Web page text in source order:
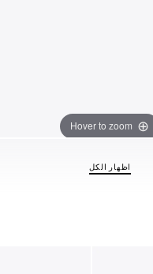
Hover to zoom
اظهار الكل